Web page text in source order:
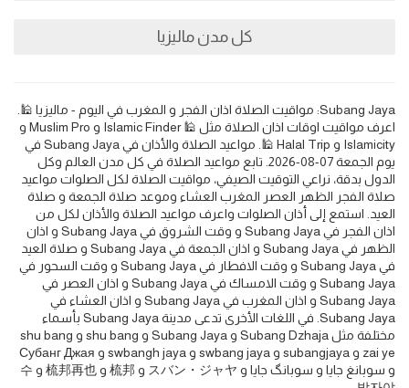
كل مدن ماليزيا
Subang Jaya: مواقيت الصلاة اذان الفجر و المغرب في اليوم - ماليزيا 🕌.
اعرف مواقيت اوقات اذان الصلاة مثل 🕌 Islamic Finder و Muslim Pro و
Islamicity و Halal Trip 🕌. مواعيد الصلاة والأذان في Subang Jaya في
يوم الجمعة 07-08-2026. تابع مواعيد الصلاة في كل مدن العالم وكل
الدول بدقة، نراعي التوقيت الصيفي، مواقيت الصلاة لكل الصلوات مواعيد
صلاة الفجر الظهر العصر المغرب العشاء وموعد صلاة الجمعة و صلاة
العيد. استمع إلى أذان الصلوات واعرف مواعيد الصلاة والأذان لكل من
اذان الفجر في Subang Jaya و وقت الشروق في Subang Jaya و اذان
الظهر في Subang Jaya و اذان الجمعة في Subang Jaya و صلاة العيد
في Subang Jaya و وقت الافطار في Subang Jaya و وقت السحور في
Subang Jaya و وقت الامساك في Subang Jaya و اذان العصر في
Subang Jaya و اذان المغرب في Subang Jaya و اذان العشاء في
Subang Jaya. في اللغات الأخرى تدعى مدينة Subang Jaya بأسماء
مختلفة مثل Subang Dzhaja و Subang Jaya و shu bang و shu bang
zai ye و subangjaya و swbang jaya و swbangh jaya و Субанг Джая
و سوبانغ جايا و سوبانگ جایا و スバン・ジャヤ و 梳邦 و 梳邦再也 و 수